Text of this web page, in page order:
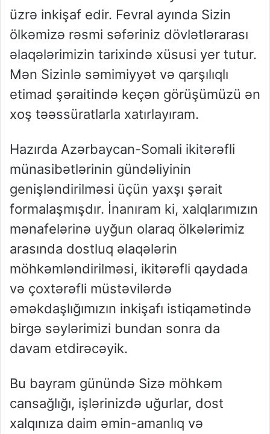
üzrə inkişaf edir. Fevral ayında Sizin
ölkəmizə rəsmi səfəriniz dövlətlərarası
əlaqələrimizin tarixində xüsusi yer tutur.
Mən Sizinlə səmimiyyət və qarşılıqlı
etimad şəraitində keçən görüşümüzü ən
xoş təəssüratlarla xatırlayıram.
Hazırda Azərbaycan-Somali ikitərəfli
münasibətlərinin gündəliyinin
genişləndirilməsi üçün yaxşı şərait
formalaşmışdır. İnanıram ki, xalqlarımızın
mənafelərinə uyğun olaraq ölkələrimiz
arasında dostluq əlaqələrin
möhkəmləndirilməsi, ikitərəfli qaydada
və çoxtərəfli müstəvilərdə
əməkdaşlığımızın inkişafı istiqamətində
birgə səylərimizi bundan sonra da
davam etdirəcəyik.
Bu bayram günündə Sizə möhkəm
cansağlığı, işlərinizdə uğurlar, dost
xalqınıza daim əmin-amanlıq və